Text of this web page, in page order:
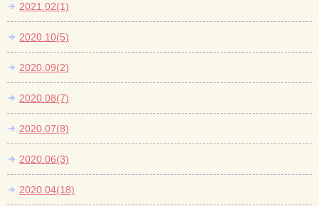
2021.02(1)
2020.10(5)
2020.09(2)
2020.08(7)
2020.07(8)
2020.06(3)
2020.04(18)